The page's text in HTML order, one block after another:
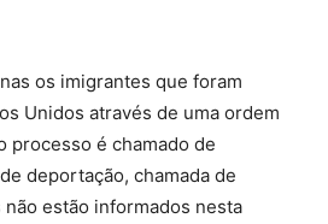
os imigrantes que foram
Unidos através de uma ordem
processo é chamado de
deportação, chamada de
não estão informados nesta